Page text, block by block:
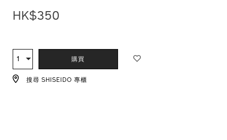
HK$350
TO
CART
OPTIONS
ACTIONS
數
量
1 購買
搜尋 SHISEIDO 專櫃